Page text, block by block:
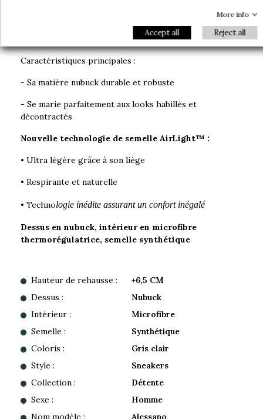
une touche de sophistication, tandis que son nubuck
de qualité premium garantit un style et une
Caractéristiques principales :
- Sa matière nubuck durable et robuste
- Se marie parfaitement aux looks habillés et
décontractés
Nouvelle technologie de semelle AirLight™️ :
• Ultra légère grâce à son liège
• Respirante et naturelle
• Technologie inédite assurant un confort inégalé
Dessus en nubuck, intérieur en microfibre
thermorégulatrice, semelle synthétique
Hauteur de rehausse :
+6,5 CM
Dessus :
Nubuck
Intérieur :
Microfibre
Semelle :
Synthétique
Coloris :
Gris clair
Style :
Sneakers
Collection :
Détente
Sexe :
Homme
Nom modèle :
Alessano
More info
Accept all Reject all